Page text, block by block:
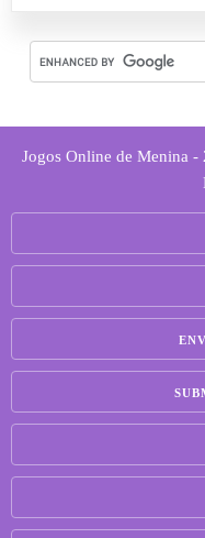
Jogos Online de Menina